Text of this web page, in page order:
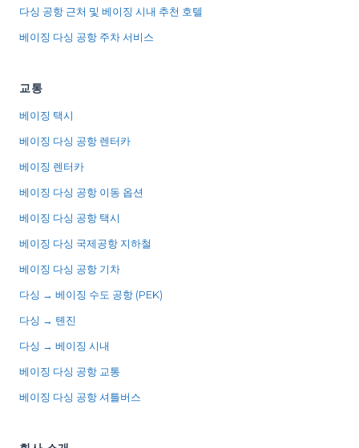
다싱 공항 근처 및 베이징 시내 추천 호텔
베이징 다싱 공항 주차 서비스
교통
베이징 택시
베이징 다싱 공항 렌터카
베이징 렌터카
베이징 다싱 공항 이동 옵션
베이징 다싱 공항 택시
베이징 다싱 국제공항 지하철
베이징 다싱 공항 기차
다싱 → 베이징 수도 공항 (PEK)
다싱 → 톈진
다싱 → 베이징 시내
베이징 다싱 공항 교통
베이징 다싱 공항 셔틀버스